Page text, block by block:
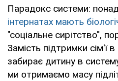
Парадокс системи:
інтернатах мають
"соціальне сирітство",
Замість підтримки сім'ї
забирає дитину в
ми отримаємо масу